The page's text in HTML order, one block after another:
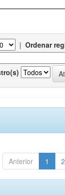
| Ordenar
Anterior 1 2